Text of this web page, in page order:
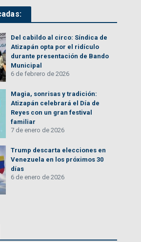
Del cabildo al circo: Síndica de
Atizapán opta por el ridículo
durante presentación de Bando
Municipal
6 de febrero de 2026
Magia, sonrisas y tradición:
Atizapán celebrará el Día de
Reyes con un gran festival
familiar
7 de enero de 2026
Trump descarta elecciones en
Venezuela en los próximos 30
días
6 de enero de 2026